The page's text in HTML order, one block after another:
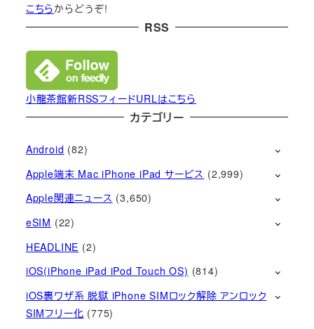
こちらからどうぞ!
RSS
小龍茶館新RSSフィードURLはこちら
カテゴリー
Android (82)
Apple端末 Mac iPhone iPad サービス (2,999)
Apple関連ニュース (3,650)
eSIM (22)
HEADLINE (2)
iOS(iPhone iPad iPod Touch OS) (814)
iOS裏ワザ系 脱獄 iPhone SIMロック解除 アンロック
SIMフリー化 (775)